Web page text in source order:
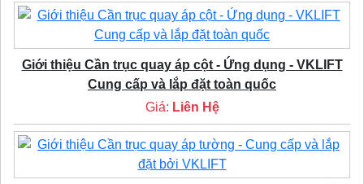
Giới thiệu Cần trục quay áp cột - Ứng dụng - VKLIFT
Cung cấp và lắp đặt toàn quốc
Giá: Liên Hệ